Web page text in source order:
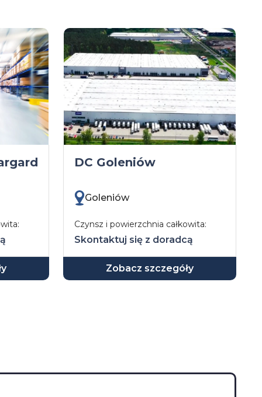
DC Goleniów
Goleniów
Czynsz i powierzchnia całkowita:
Skontaktuj się z doradcą
Zobacz szczegóły